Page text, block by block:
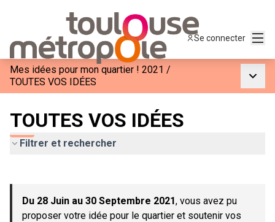
Se connecter
Mes idées pour mon quartier ! 2021 /
TOUTES VOS IDÉES
TOUTES VOS IDÉES
Filtrer et rechercher
−
Du 28 Juin au 30 Septembre 2021, vous avez pu
proposer votre idée pour le quartier et soutenir vos